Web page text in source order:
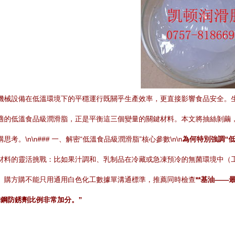
械設備在低溫環境下的平穩運行既關乎生產效率，更直接影響食品安全
的低溫食品級潤滑脂，正是平衡這三個變量的關鍵材料。本文將抽絲剝
思考。\n\n### 一、解密“低溫食品級潤滑脂”核心參數\n\n為何特別強調“
料的靈活挑戰：比如果汁調和、乳制品在冷藏或急凍預冷的無菌環境中
購方購不能只用通用白色化工數據單溝通標準，推薦同時檢查**基油——最
防銹劑比例非常加分。”